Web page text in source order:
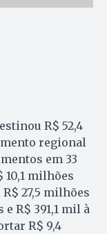
R$ 52,4
regional
em 33
10,1 milhões
27,5 milhões
R$ 391,1 mil à
R$ 9,4